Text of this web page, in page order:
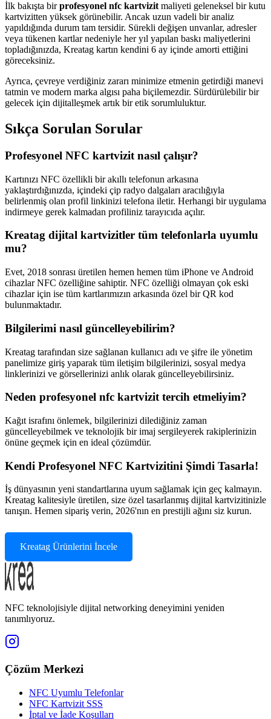
İlk bakışta birprofesyonel nfc kartvizit maliyeti geleneksel bir kutu
kartvizitten yüksek görünebilir. Ancak uzun vadeli bir analiz
yapıldığında durum tam tersidir. Sürekli değişen unvanlar, adresler
veya tükenen kartlar nedeniyle her yıl yapılan baskı maliyetlerini
topladığınızda, Kreatag kartın kendini 6 ay içinde amorti ettiğini
göreceksiniz.
Ayrıca, çevreye verdiğiniz zararı minimize etmenin getirdiği manevi
tatmin ve modern marka algısı paha biçilemezdir. Sürdürülebilir bir
gelecek için dijitalleşmek artık bir etik sorumluluktur.
Sıkça Sorulan Sorular
Profesyonel NFC kartvizit nasıl çalışır?
Kartınızı NFC özellikli bir akıllı telefonun arkasına
yaklaştırdığınızda, içindeki çip radyo dalgaları aracılığıyla
belirlenmiş olan profil linkinizi telefona iletir. Herhangi bir uygulama
indirmeye gerek kalmadan profiliniz tarayıcıda açılır.
Kreatag dijital kartvizitler tüm telefonlarla uyumlu
mu?
Evet, 2018 sonrası üretilen hemen hemen tüm iPhone ve Android
cihazlar NFC özelliğine sahiptir. NFC özelliği olmayan çok eski
cihazlar için ise tüm kartlarımızın arkasında özel bir QR kod
bulunmaktadır.
Bilgilerimi nasıl güncelleyebilirim?
Kreatag tarafından size sağlanan kullanıcı adı ve şifre ile yönetim
panelimize giriş yaparak tüm iletişim bilgilerinizi, sosyal medya
linklerinizi ve görsellerinizi anlık olarak güncelleyebilirsiniz.
Neden profesyonel nfc kartvizit tercih etmeliyim?
Kağıt israfını önlemek, bilgilerinizi dilediğiniz zaman
güncelleyebilmek ve teknolojik bir imaj sergileyerek rakiplerinizin
önüne geçmek için en ideal çözümdür.
Kendi Profesyonel NFC Kartvizitini Şimdi Tasarla!
İş dünyasının yeni standartlarına uyum sağlamak için geç kalmayın.
Kreatag kalitesiyle üretilen, size özel tasarlanmış dijital kartvizitinizle
tanışın. Hemen sipariş verin, 2026'nın en prestijli ağını siz kurun.
Kreatag Ürünlerini İncele
NFC teknolojisiyle dijital networking deneyimini yeniden
tanımlıyoruz.
Çözüm Merkezi
NFC Uyumlu Telefonlar
NFC Kartvizit SSS
İptal ve İade Koşulları